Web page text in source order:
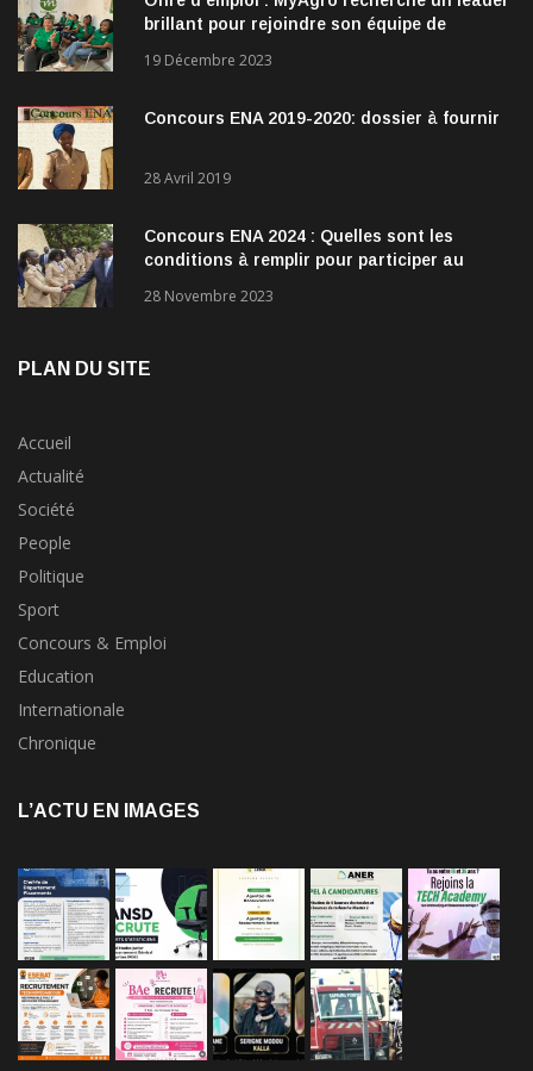
brillant pour rejoindre son équipe de
19 Décembre 2023
Concours ENA 2019-2020: dossier à fournir
28 Avril 2019
Concours ENA 2024 : Quelles sont les
conditions à remplir pour participer au
28 Novembre 2023
PLAN DU SITE
Accueil
Actualité
Société
People
Politique
Sport
Concours & Emploi
Education
Internationale
Chronique
L’ACTU EN IMAGES